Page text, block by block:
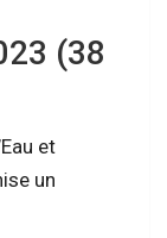
(38
et
un